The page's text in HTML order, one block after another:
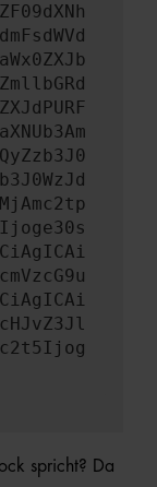
spricht? Da